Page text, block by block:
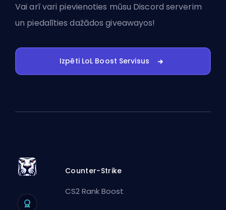
Vai arī vari pievienoties mūsu Discord serverim
un piedalīties dažādos giveawayos!
Izpēti LoL Boost Servisus
Counter-Strike
CS2 Rank Boost